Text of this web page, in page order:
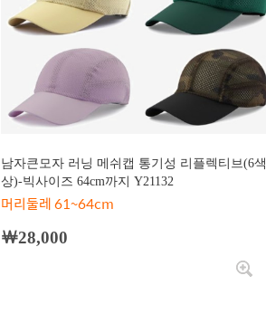
남자큰모자 러닝 메쉬캡 통기성 리플렉티브(6색
상)-빅사이즈 64cm까지 Y21132
머리둘레 61~64cm
￦28,000